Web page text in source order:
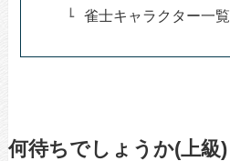
雀士キャラクター一覧
何待ちでしょうか(上級)